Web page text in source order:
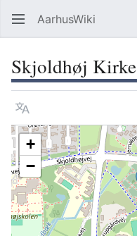
AarhusWiki
Skjoldhøj Kirke
Sprog
+
−